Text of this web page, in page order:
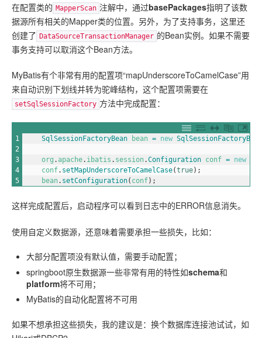
在配置类的 MapperScan 注解中，通过basePackages指明了该数
据源所有相关的Mapper类的位置。另外，为了支持事务，这里还
创建了 DataSourceTransactionManager 的Bean实例。如果不需要
事务支持可以取消这个Bean方法。
MyBatis有个非常有用的配置项“mapUnderscoreToCamelCase”用
来自动识别下划线并转为驼峰结构，这个配置项需要在
setSqlSessionFactory 方法中完成配置：
1
2
3
4
5
SqlSessionFactoryBean bean = new SqlSessionFactoryBean
org . apache. ibatis . session.Configuration conf = new
conf. setMapUnderscoreToCamelCase(true) ;
bean. setConfiguration( conf) ;
这样完成配置后，启动程序可以看到日志中的ERROR信息消失。
使用自定义数据源，还意味着需要承担一些损失，比如：
大部分配置项没有默认值，需要手动配置；
springboot原生数据源一些非常有用的特性如schema和
platform将不可用；
MyBatis的自动化配置将不可用
如果不想承担这些损失，我的建议是：换个数据库连接池试试，如